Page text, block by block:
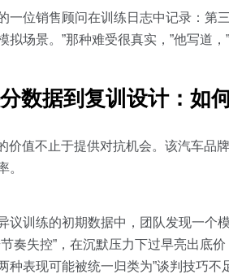
一位销售顾问在训练日志中记录：第
拟场景。”那种难受很真实，”他写道
数据到复训设计：如
价值不止于提供对抗机会。该汽车品
。
议训练的初期数据中，团队发现一个
奏失控”，在沉默压力下过早亮出底
种表现可能被统一归类为”谈判技巧